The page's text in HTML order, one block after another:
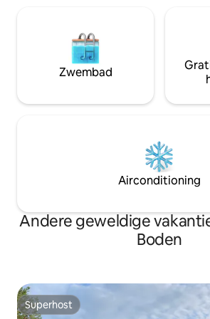
Zwembad
Airconditioning
Andere geweldige
Boden
Superhost
Superhost